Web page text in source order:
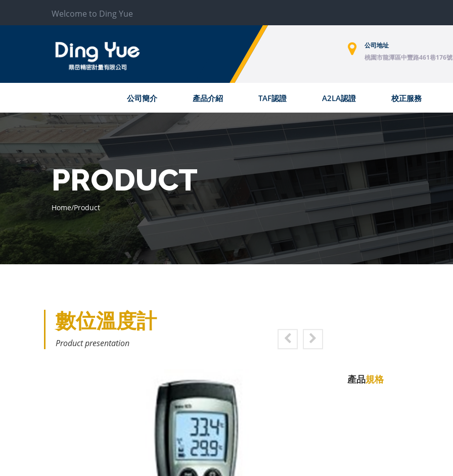
Welcome to Ding Yue
公司地址
桃園市龍潭區中豐路461巷176
公司簡介 產品介紹 TAF認證 A2LA認證 校正服務
PRODUCT
Home/Product
數位溫度計
Product presentation
產品規格